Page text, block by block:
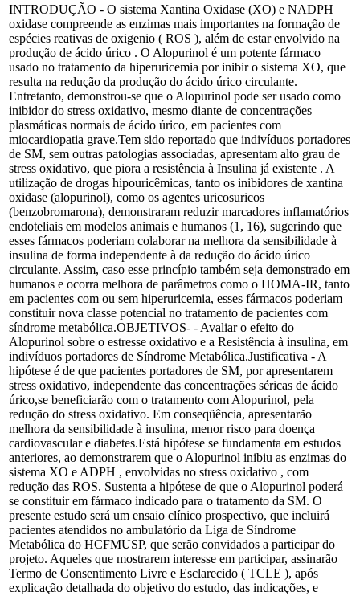
INTRODUÇÃO - O sistema Xantina Oxidase (XO) e NADPH
oxidase compreende as enzimas mais importantes na formação de
espécies reativas de oxigenio ( ROS ), além de estar envolvido na
produção de ácido úrico . O Alopurinol é um potente fármaco
usado no tratamento da hiperuricemia por inibir o sistema XO, que
resulta na redução da produção do ácido úrico circulante.
Entretanto, demonstrou-se que o Alopurinol pode ser usado como
inibidor do stress oxidativo, mesmo diante de concentrações
plasmáticas normais de ácido úrico, em pacientes com
miocardiopatia grave.Tem sido reportado que indivíduos portadores
de SM, sem outras patologias associadas, apresentam alto grau de
stress oxidativo, que piora a resistência à Insulina já existente . A
utilização de drogas hipouricêmicas, tanto os inibidores de xantina
oxidase (alopurinol), como os agentes uricosuricos
(benzobromarona), demonstraram reduzir marcadores inflamatórios
endoteliais em modelos animais e humanos (1, 16), sugerindo que
esses fármacos poderiam colaborar na melhora da sensibilidade à
insulina de forma independente à da redução do ácido úrico
circulante. Assim, caso esse princípio também seja demonstrado em
humanos e ocorra melhora de parâmetros como o HOMA-IR, tanto
em pacientes com ou sem hiperuricemia, esses fármacos poderiam
constituir nova classe potencial no tratamento de pacientes com
síndrome metabólica.OBJETIVOS- - Avaliar o efeito do
Alopurinol sobre o estresse oxidativo e a Resistência à insulina, em
indivíduos portadores de Síndrome Metabólica.Justificativa - A
hipótese é de que pacientes portadores de SM, por apresentarem
stress oxidativo, independente das concentrações séricas de ácido
úrico,se beneficiarão com o tratamento com Alopurinol, pela
redução do stress oxidativo. Em conseqüência, apresentarão
melhora da sensibilidade à insulina, menor risco para doença
cardiovascular e diabetes.Está hipótese se fundamenta em estudos
anteriores, ao demonstrarem que o Alopurinol inibiu as enzimas do
sistema XO e ADPH , envolvidas no stress oxidativo , com
redução das ROS. Sustenta a hipótese de que o Alopurinol poderá
se constituir em fármaco indicado para o tratamento da SM. O
presente estudo será um ensaio clínico prospectivo, que incluirá
pacientes atendidos no ambulatório da Liga de Síndrome
Metabólica do HCFMUSP, que serão convidados a participar do
projeto. Aqueles que mostrarem interesse em participar, assinarão
Termo de Consentimento Livre e Esclarecido ( TCLE ), após
explicação detalhada do objetivo do estudo, das indicações, e